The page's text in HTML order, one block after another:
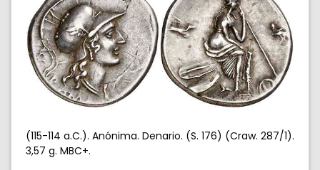
(115-114 a.C.). Anónima. Denario. (S. 176) (Craw. 287/1).
3,57 g. MBC+.